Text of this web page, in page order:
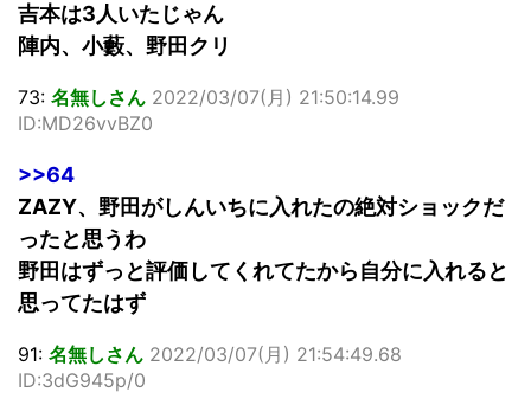
吉本は3人いたじゃん
陣内、小藪、野田クリ
73: 名無しさん 2022/03/07(月) 21:50:14.99
ID:MD26vvBZ0
>>64
ZAZY、野田がしんいちに入れたの絶対ショックだ
ったと思うわ
野田はずっと評価してくれてたから自分に入れると
思ってたはず
91: 名無しさん 2022/03/07(月) 21:54:49.68
ID:3dG945p/0